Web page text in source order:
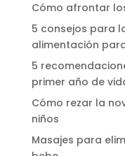
Cómo afrontar
5 consejos para
alimentación
5
primer año de
Cómo rezar la
niños
Masajes para